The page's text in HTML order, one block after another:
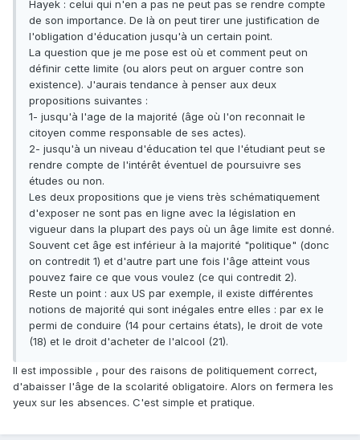
Hayek : celui qui n'en a pas ne peut pas se rendre compte
de son importance. De là on peut tirer une justification de
l'obligation d'éducation jusqu'à un certain point.
La question que je me pose est où et comment peut on
définir cette limite (ou alors peut on arguer contre son
existence). J'aurais tendance à penser aux deux
propositions suivantes :
1- jusqu'à l'age de la majorité (âge où l'on reconnait le
citoyen comme responsable de ses actes).
2- jusqu'à un niveau d'éducation tel que l'étudiant peut se
rendre compte de l'intérêt éventuel de poursuivre ses
études ou non.
Les deux propositions que je viens très schématiquement
d'exposer ne sont pas en ligne avec la législation en
vigueur dans la plupart des pays où un âge limite est donné.
Souvent cet âge est inférieur à la majorité "politique" (donc
on contredit 1) et d'autre part une fois l'âge atteint vous
pouvez faire ce que vous voulez (ce qui contredit 2).
Reste un point : aux US par exemple, il existe différentes
notions de majorité qui sont inégales entre elles : par ex le
permi de conduire (14 pour certains états), le droit de vote
(18) et le droit d'acheter de l'alcool (21).
Il est impossible , pour des raisons de politiquement correct,
d'abaisser l'âge de la scolarité obligatoire. Alors on fermera les
yeux sur les absences. C'est simple et pratique.